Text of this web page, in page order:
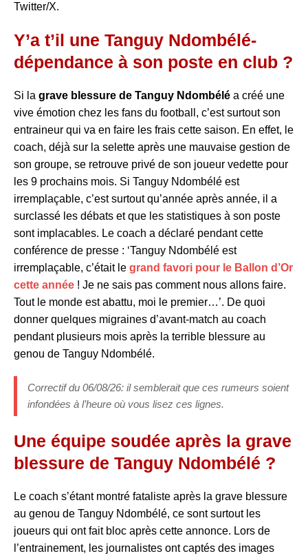
Twitter/X.
Y’a t’il une Tanguy Ndombélé-
dépendance à son poste en club ?
Si la grave blessure de Tanguy Ndombélé a créé une
vive émotion chez les fans du football, c’est surtout son
entraineur qui va en faire les frais cette saison. En effet, le
coach, déjà sur la selette après une mauvaise gestion de
son groupe, se retrouve privé de son joueur vedette pour
les 9 prochains mois. Si Tanguy Ndombélé est
irremplaçable, c’est surtout qu’année après année, il a
surclassé les débats et que les statistiques à son poste
sont implacables. Le coach a déclaré pendant cette
conférence de presse : ‘Tanguy Ndombélé est
irremplaçable, c’était le grand favori pour le Ballon d’Or
cette année ! Je ne sais pas comment nous allons faire.
Tout le monde est abattu, moi le premier…’. De quoi
donner quelques migraines d’avant-match au coach
pendant plusieurs mois après la terrible blessure au
genou de Tanguy Ndombélé.
Correctif du 06/08/26: il semblerait que ces rumeurs soient
infondées à l’heure où vous lisez ces lignes.
Une équipe soudée après la grave
blessure de Tanguy Ndombélé ?
Le coach s’étant montré fataliste après la grave blessure
au genou de Tanguy Ndombélé, ce sont surtout les
joueurs qui ont fait bloc après cette annonce. Lors de
l’entrainement, les journalistes ont captés des images